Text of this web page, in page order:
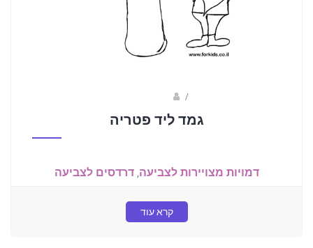
/
גמד ליד פטריה
דמויות מצויירות לצביעה,דרדסים לצביעה
קרא עוד